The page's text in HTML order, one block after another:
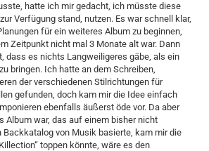
hatte ich mir gedacht, ich müsste diese
Verfügung stand, nutzen. Es war schnell klar,
für ein weiteres Album zu beginnen,
Zeitpunkt nicht mal 3 Monate alt war. Dann
dass es nichts Langweiligeres gäbe, als ein
bringen. Ich hatte an dem Schreiben,
der verschiedenen Stilrichtungen für
gefunden, doch kam mir die Idee einfach
ebenfalls äußerst öde vor. Da aber
Album war, das auf einem bisher nicht
von Musik basierte, kam mir die
toppen könnte, wäre es den